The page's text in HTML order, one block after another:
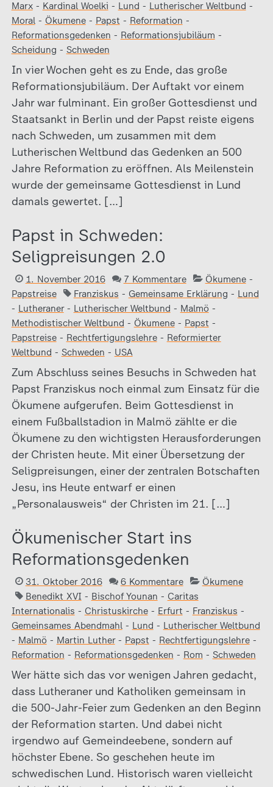
Marx- Kardinal Woelki - Lund - Lutherischer Weltbund -
Moral- Ökumene- Papst - Reformation -
Reformationsgedenken - Reformationsjubiläum -
Scheidung - Schweden
In vier Wochen geht es zu Ende, das große
Reformationsjubiläum. Der Auftakt vor einem
Jahr war fulminant. Ein großer Gottesdienst und
Staatsankt in Berlin und der Papst reiste eigens
nach Schweden, um zusammen mit dem
Lutherischen Weltbund das Gedenken an 500
Jahre Reformation zu eröffnen. Als Meilenstein
wurde der gemeinsame Gottesdienst in Lund
damals gewertet. […]
Papst in Schweden:
Seligpreisungen 2.0
1. November 2016 7 Kommentare Ökumene-
Papstreise
Franziskus - Gemeinsame Erklärung - Lund
- Lutheraner- Lutherischer Weltbund - Malmö -
Methodistischer Weltbund - Ökumene- Papst -
Papstreise- Rechtfertigungslehre- Reformierter
Weltbund - Schweden - USA
Zum Abschluss seines Besuchs in Schweden hat
Papst Franziskus noch einmal zum Einsatz für die
Ökumene aufgerufen. Beim Gottesdienst in
einem Fußballstadion in Malmö zählte er die
Ökumene zu den wichtigsten Herausforderungen
der Christen heute. Mit einer Übersetzung der
Seligpreisungen, einer der zentralen Botschaften
Jesu, ins Heute entwarf er einen
„Personalausweis“ der Christen im 21. […]
Ökumenischer Start ins
Reformationsgedenken
31. Oktober 2016 6 Kommentare
Ökumene
Benedikt XVI - Bischof Younan - Caritas
Internationalis - Christuskirche- Erfurt - Franziskus -
Gemeinsames Abendmahl- Lund - Lutherischer Weltbund
- Malmö - Martin Luther- Papst - Rechtfertigungslehre-
Reformation - Reformationsgedenken - Rom - Schweden
Wer hätte sich das vor wenigen Jahren gedacht,
dass Lutheraner und Katholiken gemeinsam in
die 500-Jahr-Feier zum Gedenken an den Beginn
der Reformation starten. Und dabei nicht
irgendwo auf Gemeindeebene, sondern auf
höchster Ebene. So geschehen heute im
schwedischen Lund. Historisch waren vielleicht